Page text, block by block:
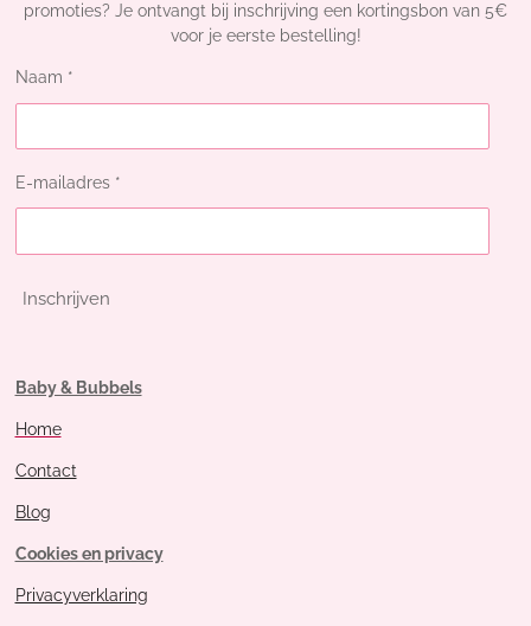
promoties? Je ontvangt bij inschrijving een kortingsbon van 5€
voor je eerste bestelling!
Naam *
E-mailadres *
Inschrijven
Baby & Bubbels
Home
Contact
Blog
Cookies en privacy
Privacyverklaring